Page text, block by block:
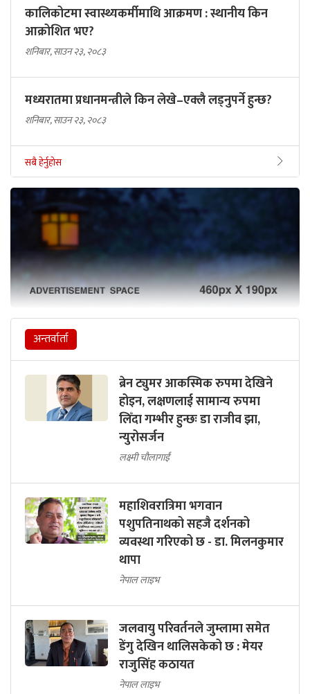
कालिकोटमा स्वास्थ्यकर्मीमाथि आक्रमण : स्थानीय किन
आक्रोशित भए?
शनिबार, साउन २३, २०८३
मध्यरातमा प्रधानमन्त्रीले किन लेखे–एक्लै लड्नुपर्ने हुन्छ?
शनिबार, साउन २३, २०८३
सबै हेर्नुहोस
अन्तर्वार्ता
ब्रेन ट्युमर आकस्मिक रुपमा देखिने
होइन, लक्षणलाई सामान्य रुपमा
लिँदा गम्भीर हुन्छः डा राजीव झा,
न्युरोसर्जन
लक्ष्मी चौलागाईं
महाशिवरात्रिमा भगवान
पशुपतिनाथको सहजै दर्शनको
व्यवस्था गरिएको छ - डा. मिलनकुमार
थापा
नेपाल लाइभ
जलवायु परिवर्तनले जुम्लामा समेत
डेंगु देखिन थालिसकेको छ : मेयर
राजुसिंह कठायत
नेपाल लाइभ